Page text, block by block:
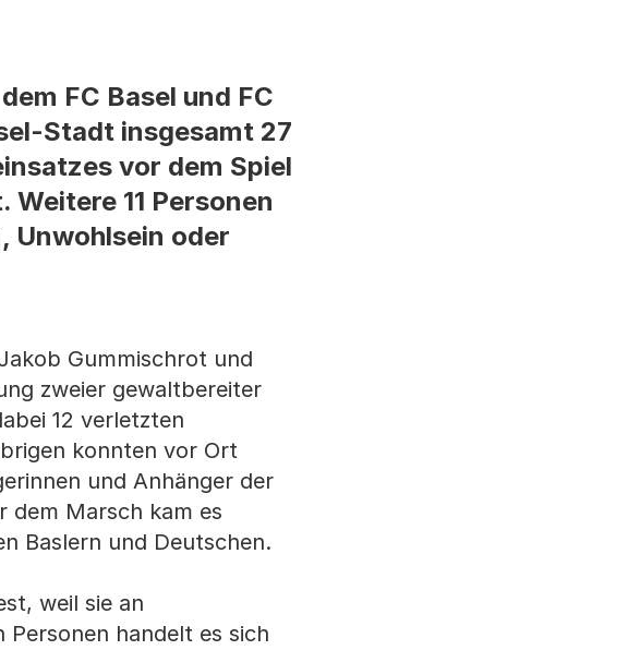
FC Basel und FC
Stadt insgesamt 27
vor dem Spiel
11 Personen
Unwohlsein oder
Gummischrot und
zweier gewaltbereiter
12 verletzten
konnten vor Ort
und Anhänger der
dem Marsch kam es
Baslern und Deutschen.
weil sie an
handelt es sich